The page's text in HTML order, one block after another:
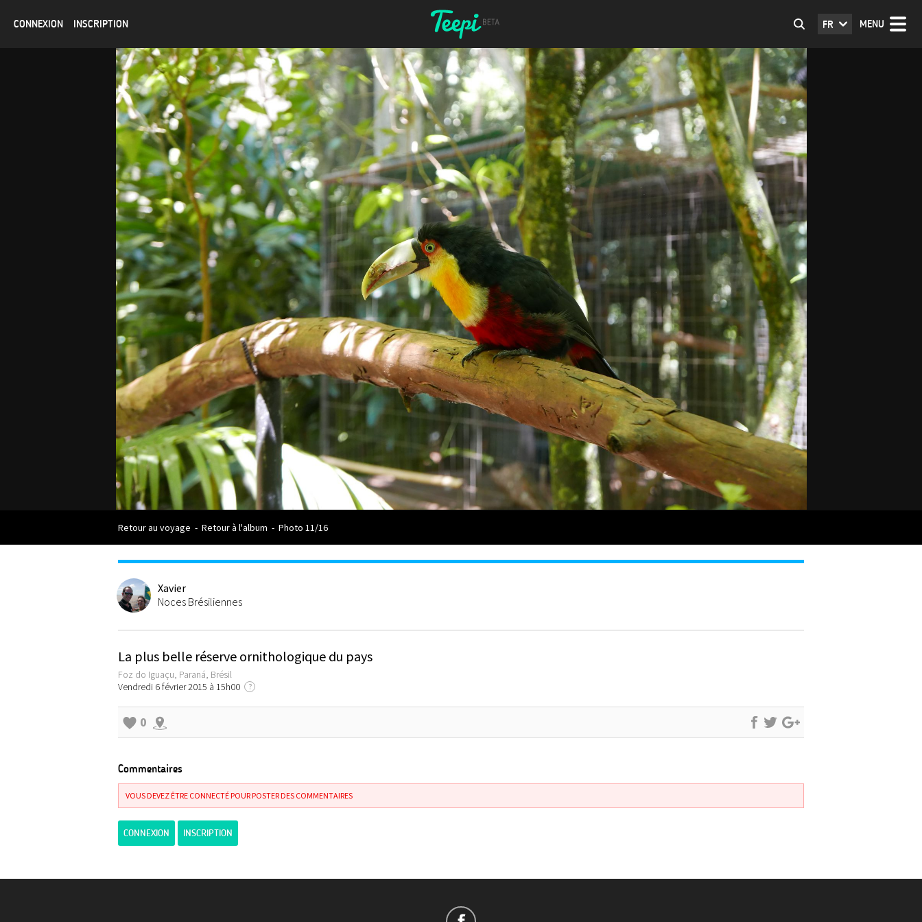
CONNEXION INSCRIPTION MENU
FR
Retour au voyage - Retour à l'album - Photo 11/16
Xavier
Noces Brésiliennes
La plus belle réserve ornithologique du pays
Foz do Iguaçu, Paraná, Brésil
Vendredi 6 février 2015 à 15h00
?
0
Commentaires
VOUS DEVEZ ÊTRE CONNECTÉ POUR POSTER DES COMMENTAIRES
CONNEXION INSCRIPTION